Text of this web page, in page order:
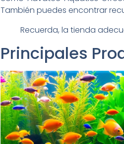
También puedes encontrar
Recuerda, la tienda
Principales